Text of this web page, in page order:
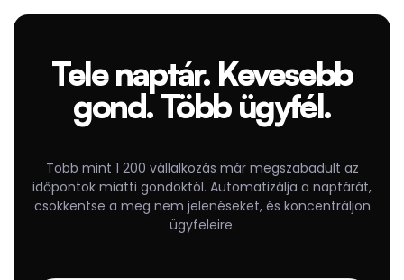
Tele naptár. Kevesebb
gond. Több ügyfél.
Több mint 1 200 vállalkozás már megszabadult az
időpontok miatti gondoktól. Automatizálja a naptárát,
csökkentse a meg nem jelenéseket, és koncentráljon
ügyfeleire.